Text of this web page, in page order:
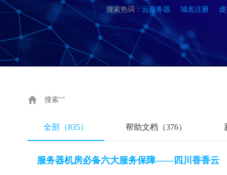
云服务器 域名注册
搜索“”
全部（835） 帮助文档（376）
服务器机房必备六大服务保障——四川香香云